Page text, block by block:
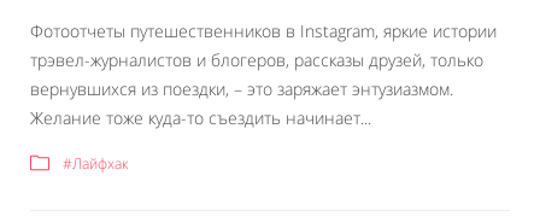
Фотоотчеты путешественников в Instagram, яркие истории
трэвел-журналистов и блогеров, рассказы друзей, только
вернувшихся из поездки, – это заряжает энтузиазмом.
Желание тоже куда-то съездить начинает...
#Лайфхак